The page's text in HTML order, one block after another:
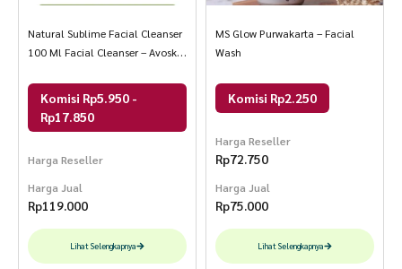
Natural Sublime Facial Cleanser
100 Ml Facial Cleanser – Avoskin
Komisi Rp5.950 -
Rp17.850
Harga Reseller
Harga Jual
Rp119.000
Lihat Selengkapnya
MS Glow Purwakarta – Facial
Wash
Komisi Rp2.250
Harga Reseller
Rp72.750
Harga Jual
Rp75.000
Lihat Selengkapnya